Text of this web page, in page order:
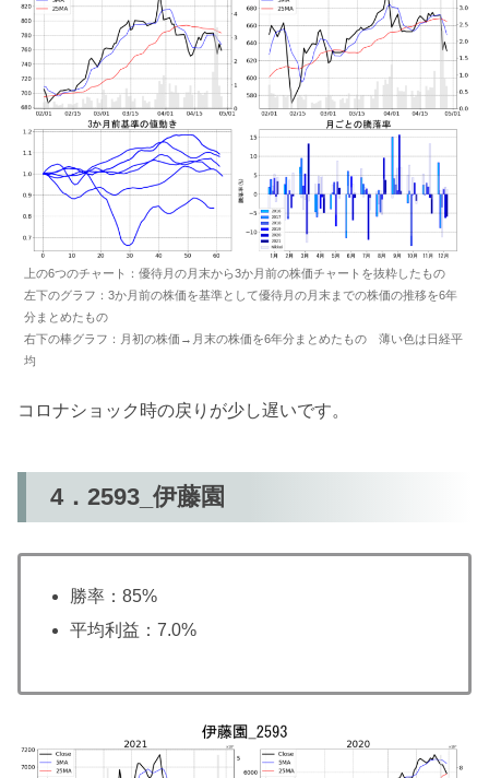
上の6つのチャート：優待月の月末から3か月前の株価チャートを抜粋したもの
左下のグラフ：3か月前の株価を基準として優待月の月末までの株価の推移を6年
分まとめたもの
右下の棒グラフ：月初の株価→月末の株価を6年分まとめたもの 薄い色は日経平
均
コロナショック時の戻りが少し遅いです。
4．2593_伊藤園
勝率：85%
平均利益：7.0%